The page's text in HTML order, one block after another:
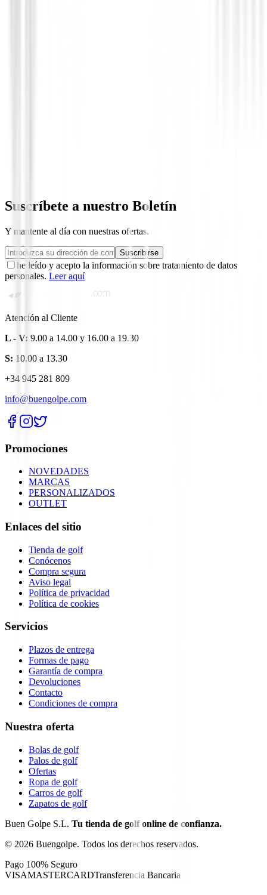
Suscríbete a nuestro Boletín
Y mantente al día con nuestras ofertas.
Suscribirse
he leído y acepto la información sobre tratamiento de datos
personales. Leer aquí
Atención al Cliente
L - V: 9.00 a 14.00 y 16.00 a 19.30
S: 10.00 a 13.30
+34 945 281 809
info@buengolpe.com
Promociones
NOVEDADES
MARCAS
PERSONALIZADOS
OUTLET
Enlaces del sitio
Tienda de golf
Conócenos
Compra segura
Aviso legal
Política de privacidad
Política de cookies
Servicios
Plazos de entrega
Formas de pago
Garantía de compra
Devoluciones
Contacto
Condiciones de compra
Nuestra oferta
Bolas de golf
Palos de golf
Ofertas
Ropa de golf
Carros de golf
Zapatos de golf
Buen Golpe S.L. Tu tienda de golf online de confianza.
© 2026 Buengolpe. Todos los derechos reservados.
Pago 100% Seguro
VISAMASTERCARDTransferencia Bancaria